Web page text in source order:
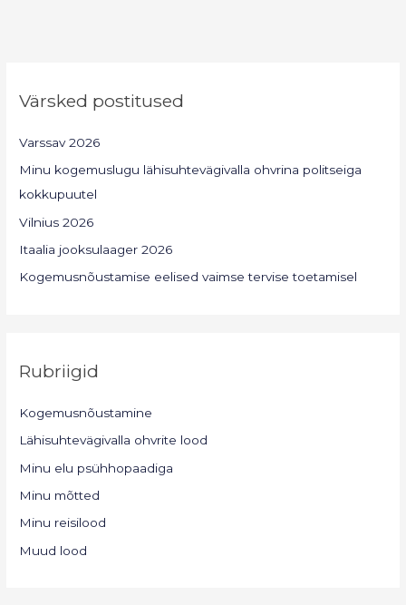
Värsked postitused
Varssav 2026
Minu kogemuslugu lähisuhtevägivalla ohvrina politseiga
kokkupuutel
Vilnius 2026
Itaalia jooksulaager 2026
Kogemusnõustamise eelised vaimse tervise toetamisel
Rubriigid
Kogemusnõustamine
Lähisuhtevägivalla ohvrite lood
Minu elu psühhopaadiga
Minu mõtted
Minu reisilood
Muud lood